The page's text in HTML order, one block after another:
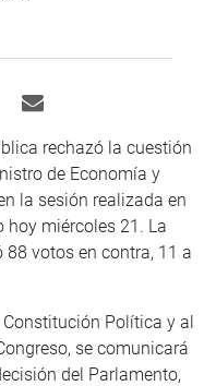
rechazó la cuestión
de Economía y
la sesión realizada en
hoy miércoles 21. La
votos en contra, 11 a
Política y al
se comunicará
del Parlamento,